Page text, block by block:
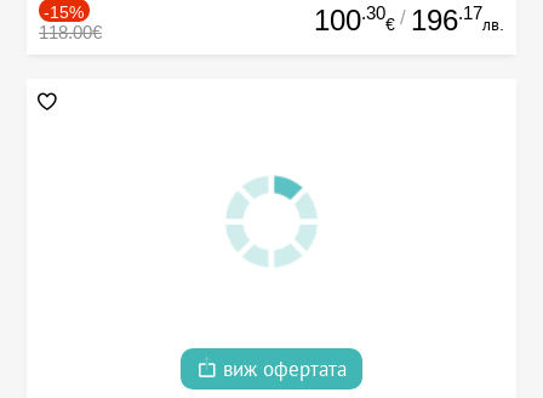
-15%
118.00€ 100.30
€ / 196.17
лв.
виж офертата